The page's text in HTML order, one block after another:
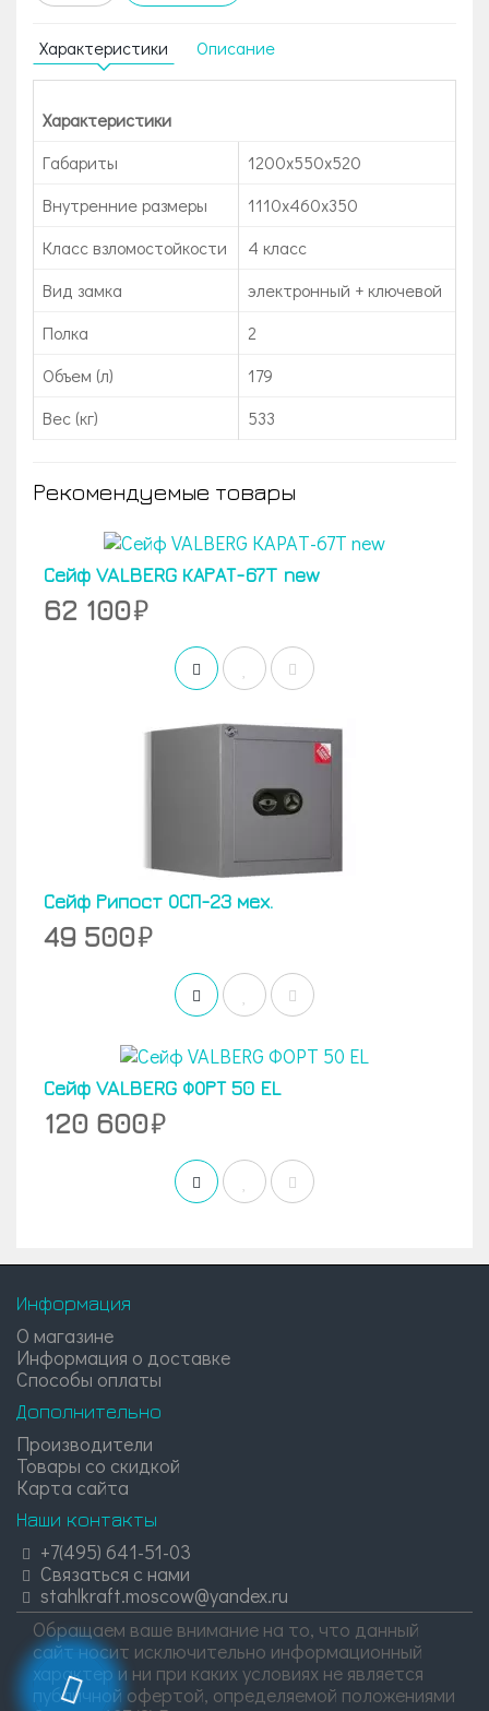
Характеристики Описание
Характеристики
Габариты
1200x550x520
Внутренние размеры
1110x460x350
Класс взломостойкости
4 класс
Вид замка
электронный + ключевой
Полка
2
Объем (л)
179
Вес (кг)
533
Рекомендуемые товары
Сейф VALBERG КАРАТ-67T new
62 100
Сейф Рипост ОСП-23 мех.
49 500
Сейф VALBERG ФОРТ 50 EL
120 600
Информация
О магазине
Информация о доставке
Способы оплаты
Дополнительно
Производители
Товары со скидкой
Карта сайта
Наши контакты
+7(495) 641-51-03
Связаться с нами
stahlkraft.moscow@yandex.ru
Обращаем ваше внимание на то, что данный
сайт носит исключительно информационный
характер и ни при каких условиях не является
публичной офертой, определяемой положениями